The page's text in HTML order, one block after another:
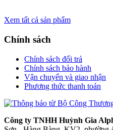
Xem tất cả sản phẩm
Chính sách
Chính sách đổi trả
Chính sách bảo hành
Vận chuyển và giao nhận
Phương thức thanh toán
Công ty TNHH Huỳnh Gia